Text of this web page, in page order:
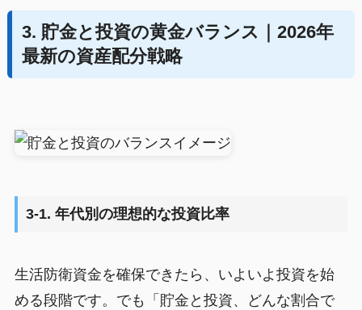
3. 貯金と投資の黄金バランス｜2026年
最新の資産配分戦略
3-1. 年代別の理想的な投資比率
生活防衛資金を確保できたら、いよいよ投資を始
める段階です。でも「貯金と投資、どんな割合で